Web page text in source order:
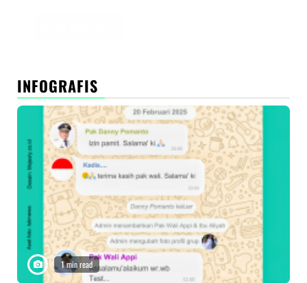
INFOGRAFIS
1 min read